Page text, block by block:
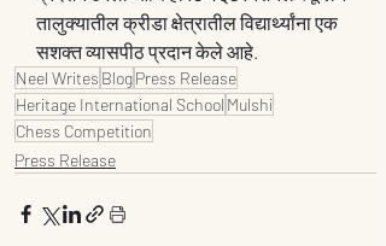
तालुक्यातील क्रीडा क्षेत्रातील विद्यार्थ्यांना एक
सशक्त व्यासपीठ प्रदान केले आहे.
Neel Writes BlogPress Release
Heritage International School Mulshi
Chess Competition
Press Release